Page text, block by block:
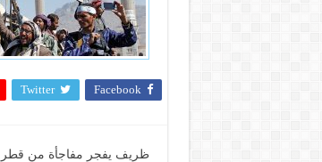
Facebook
Twitter
ظريف يفجر مفاجأة من